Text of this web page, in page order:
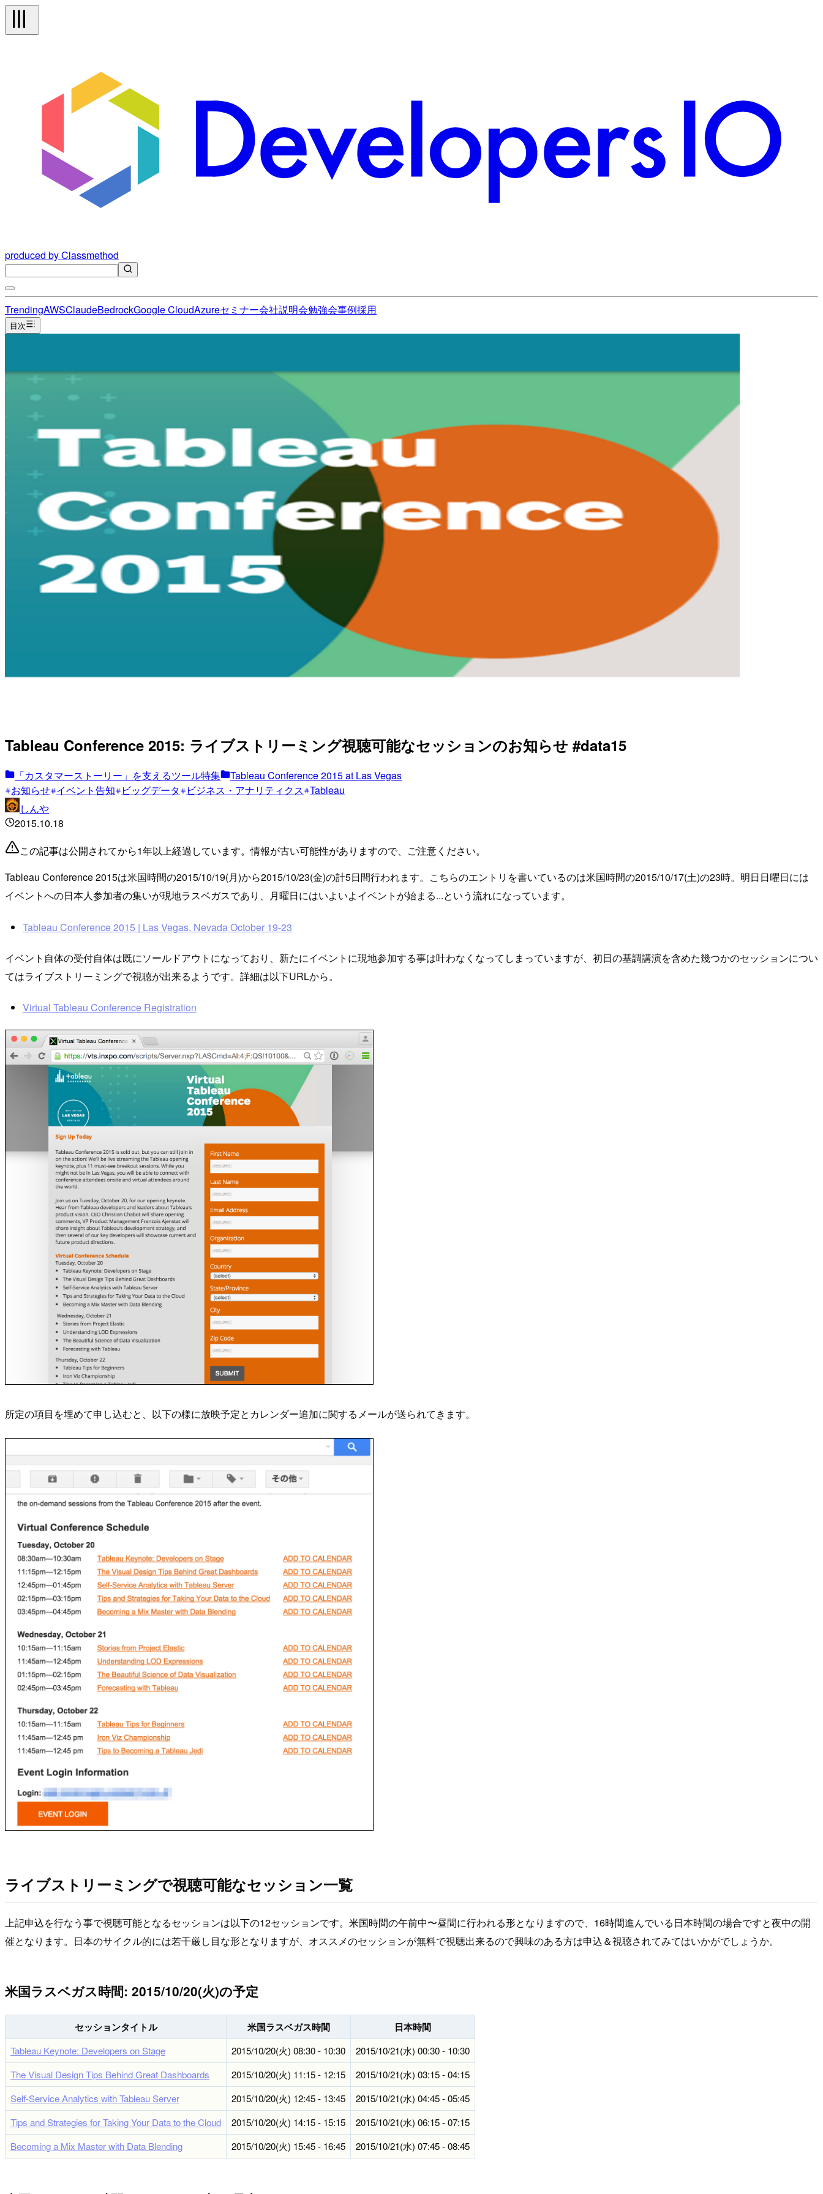
produced by Classmethod
TrendingAWSClaudeBedrockGoogle CloudAzureセミナー会社説明会勉強会事例採用
目次
Tableau Conference 2015: ライブストリーミング視聴可能なセッションのお知らせ #data15
「カスタマーストーリー」を支えるツール特集
Tableau Conference 2015 at Las Vegas
お知らせ イベント告知 ビッグデータ ビジネス・アナリティクス Tableau
しんや
2015.10.18
この記事は公開されてから1年以上経過しています。情報が古い可能性がありますので、ご注意ください。
Tableau Conference 2015は米国時間の2015/10/19(月)から2015/10/23(金)の計5日間行われます。こちらのエントリを書いているのは米国時間の2015/10/17(土)の23時。明日日曜日には
イベントへの日本人参加者の集いが現地ラスベガスであり、月曜日にはいよいよイベントが始まる...という流れになっています。
Tableau Conference 2015 | Las Vegas, Nevada October 19-23
イベント自体の受付自体は既にソールドアウトになっており、新たにイベントに現地参加する事は叶わなくなってしまっていますが、初日の基調講演を含めた幾つかのセッションについ
てはライブストリーミングで視聴が出来るようです。詳細は以下URLから。
Virtual Tableau Conference Registration
所定の項目を埋めて申し込むと、以下の様に放映予定とカレンダー追加に関するメールが送られてきます。
ライブストリーミングで視聴可能なセッション一覧
上記申込を行なう事で視聴可能となるセッションは以下の12セッションです。米国時間の午前中〜昼間に行われる形となりますので、16時間進んでいる日本時間の場合ですと夜中の開
催となります。日本のサイクル的には若干厳し目な形となりますが、オススメのセッションが無料で視聴出来るので興味のある方は申込＆視聴されてみてはいかがでしょうか。
米国ラスベガス時間: 2015/10/20(火)の予定
セッションタイトル 米国ラスベガス時間 日本時間
Tableau Keynote: Developers on Stage 2015/10/20(火) 08:30 - 10:30
2015/10/21(水) 00:30 - 10:30
The Visual Design Tips Behind Great Dashboards
2015/10/20(火) 11:15 - 12:15
2015/10/21(水) 03:15 - 04:15
Self-Service Analytics with Tableau Server
2015/10/20(火) 12:45 - 13:45
2015/10/21(水) 04:45 - 05:45
Tips and Strategies for Taking Your Data to the Cloud
2015/10/20(火) 14:15 - 15:15
2015/10/21(水) 06:15 - 07:15
Becoming a Mix Master with Data Blending
2015/10/20(火) 15:45 - 16:45 2015/10/21(水) 07:45 - 08:45